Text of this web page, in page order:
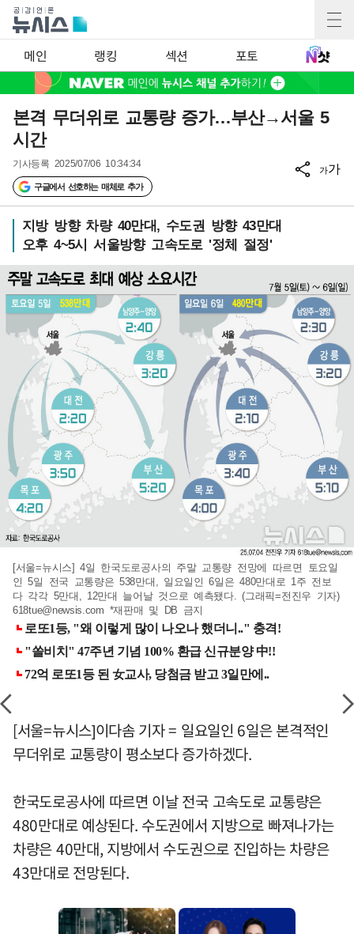
메인 랭킹 섹션 포토
본격 무더위로 교통량 증가…부산→서울 5
시간
기사등록 2025/07/06 10:34:34
구글에서 선호하는 매체로 추가
가가
지방 방향 차량 40만대, 수도권 방향 43만대
오후 4~5시 서울방향 고속도로 '정체 절정'
[서울=뉴시스] 4일 한국도로공사의 주말 교통량 전망에 따르면 토요일
인 5일 전국 교통량은 538만대, 일요일인 6일은 480만대로 1주 전보
다 각각 5만대, 12만대 늘어날 것으로 예측됐다. (그래픽=전진우 기자)
618tue@newsis.com *재판매 및 DB 금지
[서울=뉴시스]이다솜 기자 = 일요일인 6일은 본격적인
무더위로 교통량이 평소보다 증가하겠다.
한국도로공사에 따르면 이날 전국 고속도로 교통량은
480만대로 예상된다. 수도권에서 지방으로 빠져나가는
차량은 40만대, 지방에서 수도권으로 진입하는 차량은
43만대로 전망된다.